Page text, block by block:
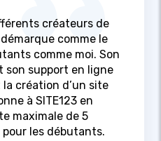
créateurs de
comme le
comme moi. Son
son support en ligne
création d’un site
à SITE123 en
maximale de 5
les débutants.